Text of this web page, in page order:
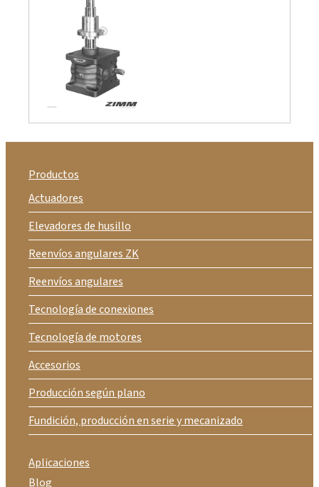
Productos
Actuadores
Elevadores de husillo
Reenvíos angulares ZK
Reenvíos angulares
Tecnología de conexiones
Tecnología de motores
Accesorios
Producción según plano
Fundición, producción en serie y mecanizado
Aplicaciones
Blog